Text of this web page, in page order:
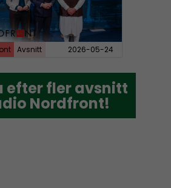
Avsnitt 2026-05-24
efter fler avsnitt
Nordfront!
efter fler avsnitt
Nordfront!